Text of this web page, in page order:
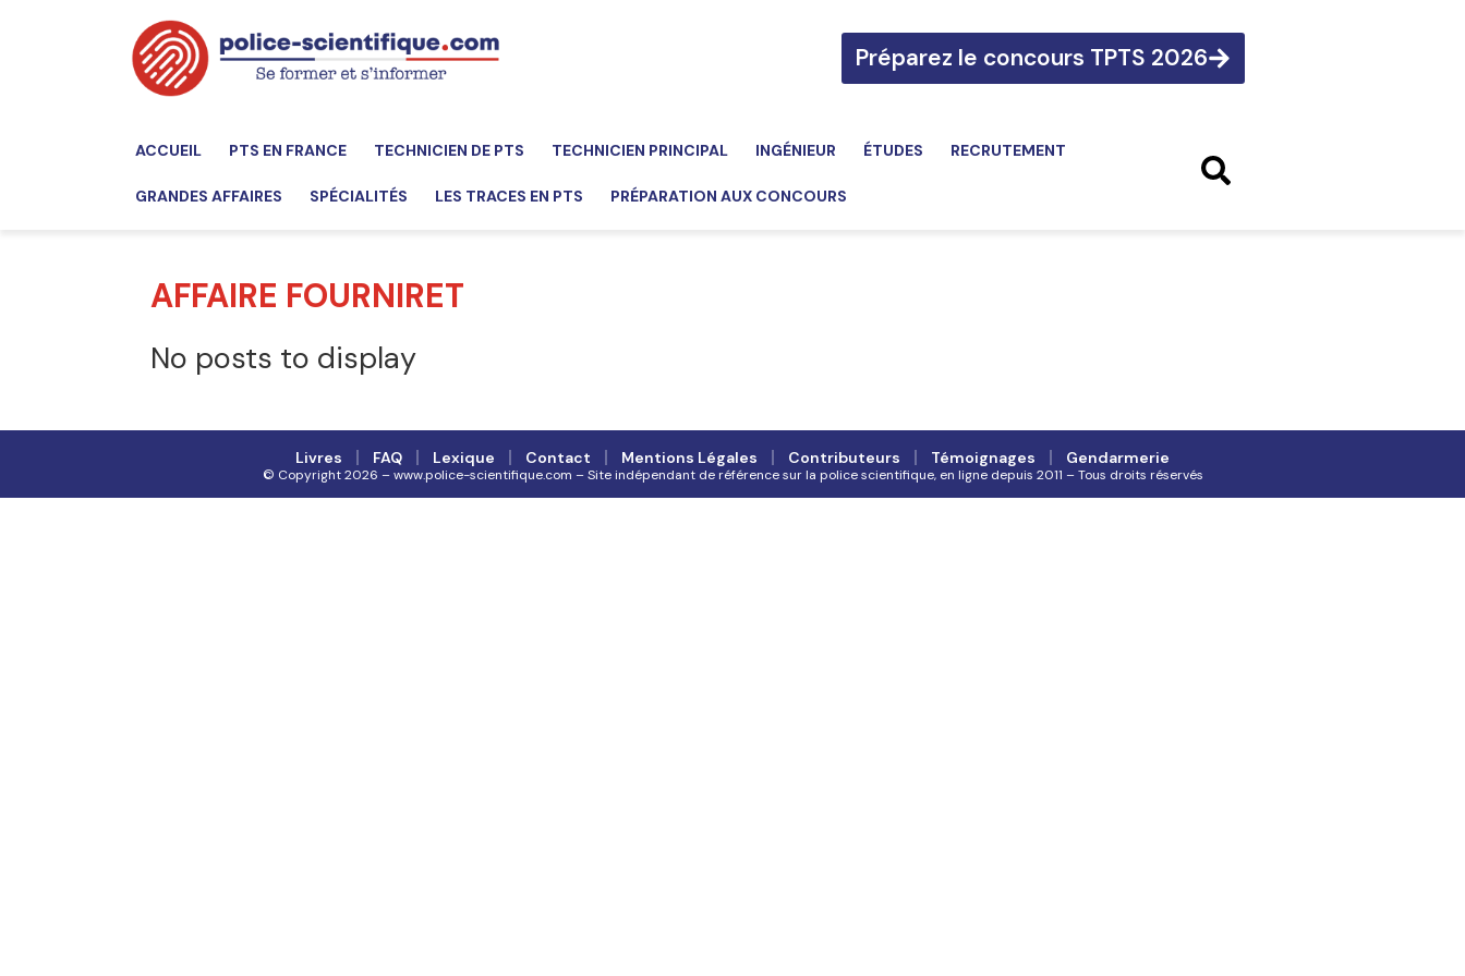
Préparez le concours TPTS 2026
ACCUEIL PTS EN FRANCE TECHNICIEN DE PTS TECHNICIEN PRINCIPAL INGÉNIEUR ÉTUDES RECRUTEMENT
GRANDES AFFAIRES SPÉCIALITÉS LES TRACES EN PTS PRÉPARATION AUX CONCOURS
AFFAIRE FOURNIRET
No posts to display
Livres FAQ Lexique Contact Mentions Légales Contributeurs Témoignages Gendarmerie
© Copyright 2026 – www.police-scientifique.com – Site indépendant de référence sur la police scientifique, en ligne depuis 2011 – Tous droits réservés